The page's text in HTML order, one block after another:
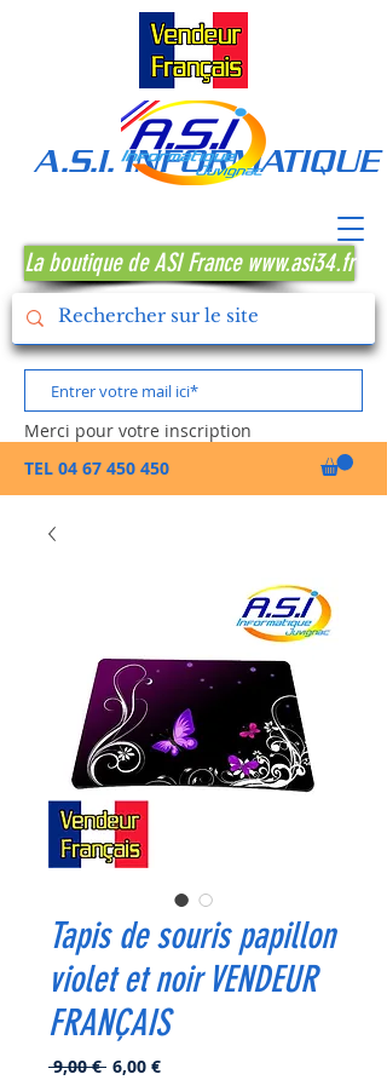
TEL 04 67 450 450
A.S.I.
La boutique de ASI France www.asi34.fr
Merci pour votre inscription
Tapis de souris papillon
violet et noir VENDEUR
FRANÇAIS
9,00 € Prix
6,00 €Prix